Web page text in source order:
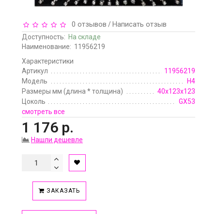
0 отзывов /Написать отзыв
Доступность: На складе
Наименование: 11956219
Характеристики
Артикул
11956219
Модель
H4
Размеры мм (длина * толщина)
40х123х123
Цоколь
GX53
смотреть все
1 176 р.
Нашли дешевле
ЗАКАЗАТЬ